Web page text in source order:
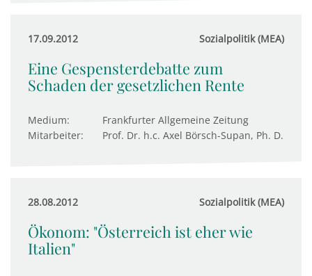
17.09.2012 Sozialpolitik (MEA)
Eine Gespensterdebatte zum
Schaden der gesetzlichen Rente
Medium:
Frankfurter Allgemeine Zeitung
Mitarbeiter:
Prof. Dr. h.c. Axel Börsch-Supan, Ph. D.
28.08.2012 Sozialpolitik (MEA)
Ökonom: "Österreich ist eher wie
Italien"